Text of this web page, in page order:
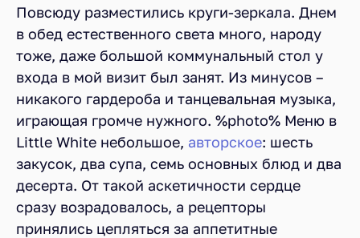
Повсюду разместились круги-зеркала. Днем
в обед естественного света много, народу
тоже, даже большой коммунальный стол у
входа в мой визит был занят. Из минусов –
никакого гардероба и танцевальная музыка,
играющая громче нужного. %photo% Меню в
Little White небольшое, aвторское: шесть
закусок, два супа, семь основных блюд и два
десерта. От такой аскетичности сердце
сразу возрадовалось, а рецепторы
принялись цепляться за аппетитные